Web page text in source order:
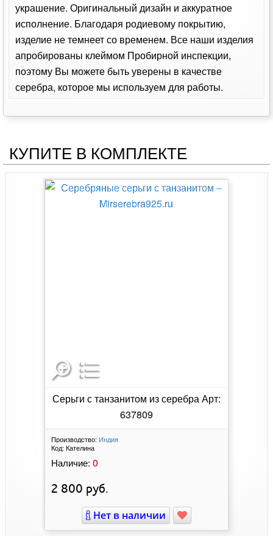
украшение. Оригинальный дизайн и аккуратное
исполнение. Благодаря родиевому покрытию,
изделие не темнеет со временем. Все наши изделия
апробированы клеймом Пробирной инспекции,
поэтому Вы можете быть уверены в качестве
серебра, которое мы используем для работы.
КУПИТЕ В КОМПЛЕКТЕ
Серьги с танзанитом из серебра Арт:
637809
Производство: Индия
Код: Кателина
Наличие: 0
2 800 руб.
Нет в наличии